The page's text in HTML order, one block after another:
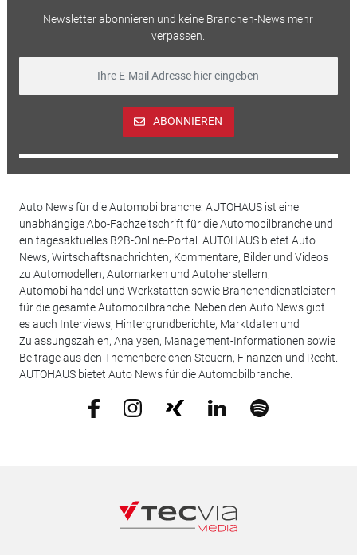
Newsletter abonnieren und keine Branchen-News mehr
verpassen.
ABONNIEREN
Auto News für die Automobilbranche: AUTOHAUS ist eine
unabhängige Abo-Fachzeitschrift für die Automobilbranche und
ein tagesaktuelles B2B-Online-Portal. AUTOHAUS bietet Auto
News, Wirtschaftsnachrichten, Kommentare, Bilder und Videos
zu Automodellen, Automarken und Autoherstellern,
Automobilhandel und Werkstätten sowie Branchendienstleistern
für die gesamte Automobilbranche. Neben den Auto News gibt
es auch Interviews, Hintergrundberichte, Marktdaten und
Zulassungszahlen, Analysen, Management-Informationen sowie
Beiträge aus den Themenbereichen Steuern, Finanzen und Recht.
AUTOHAUS bietet Auto News für die Automobilbranche.